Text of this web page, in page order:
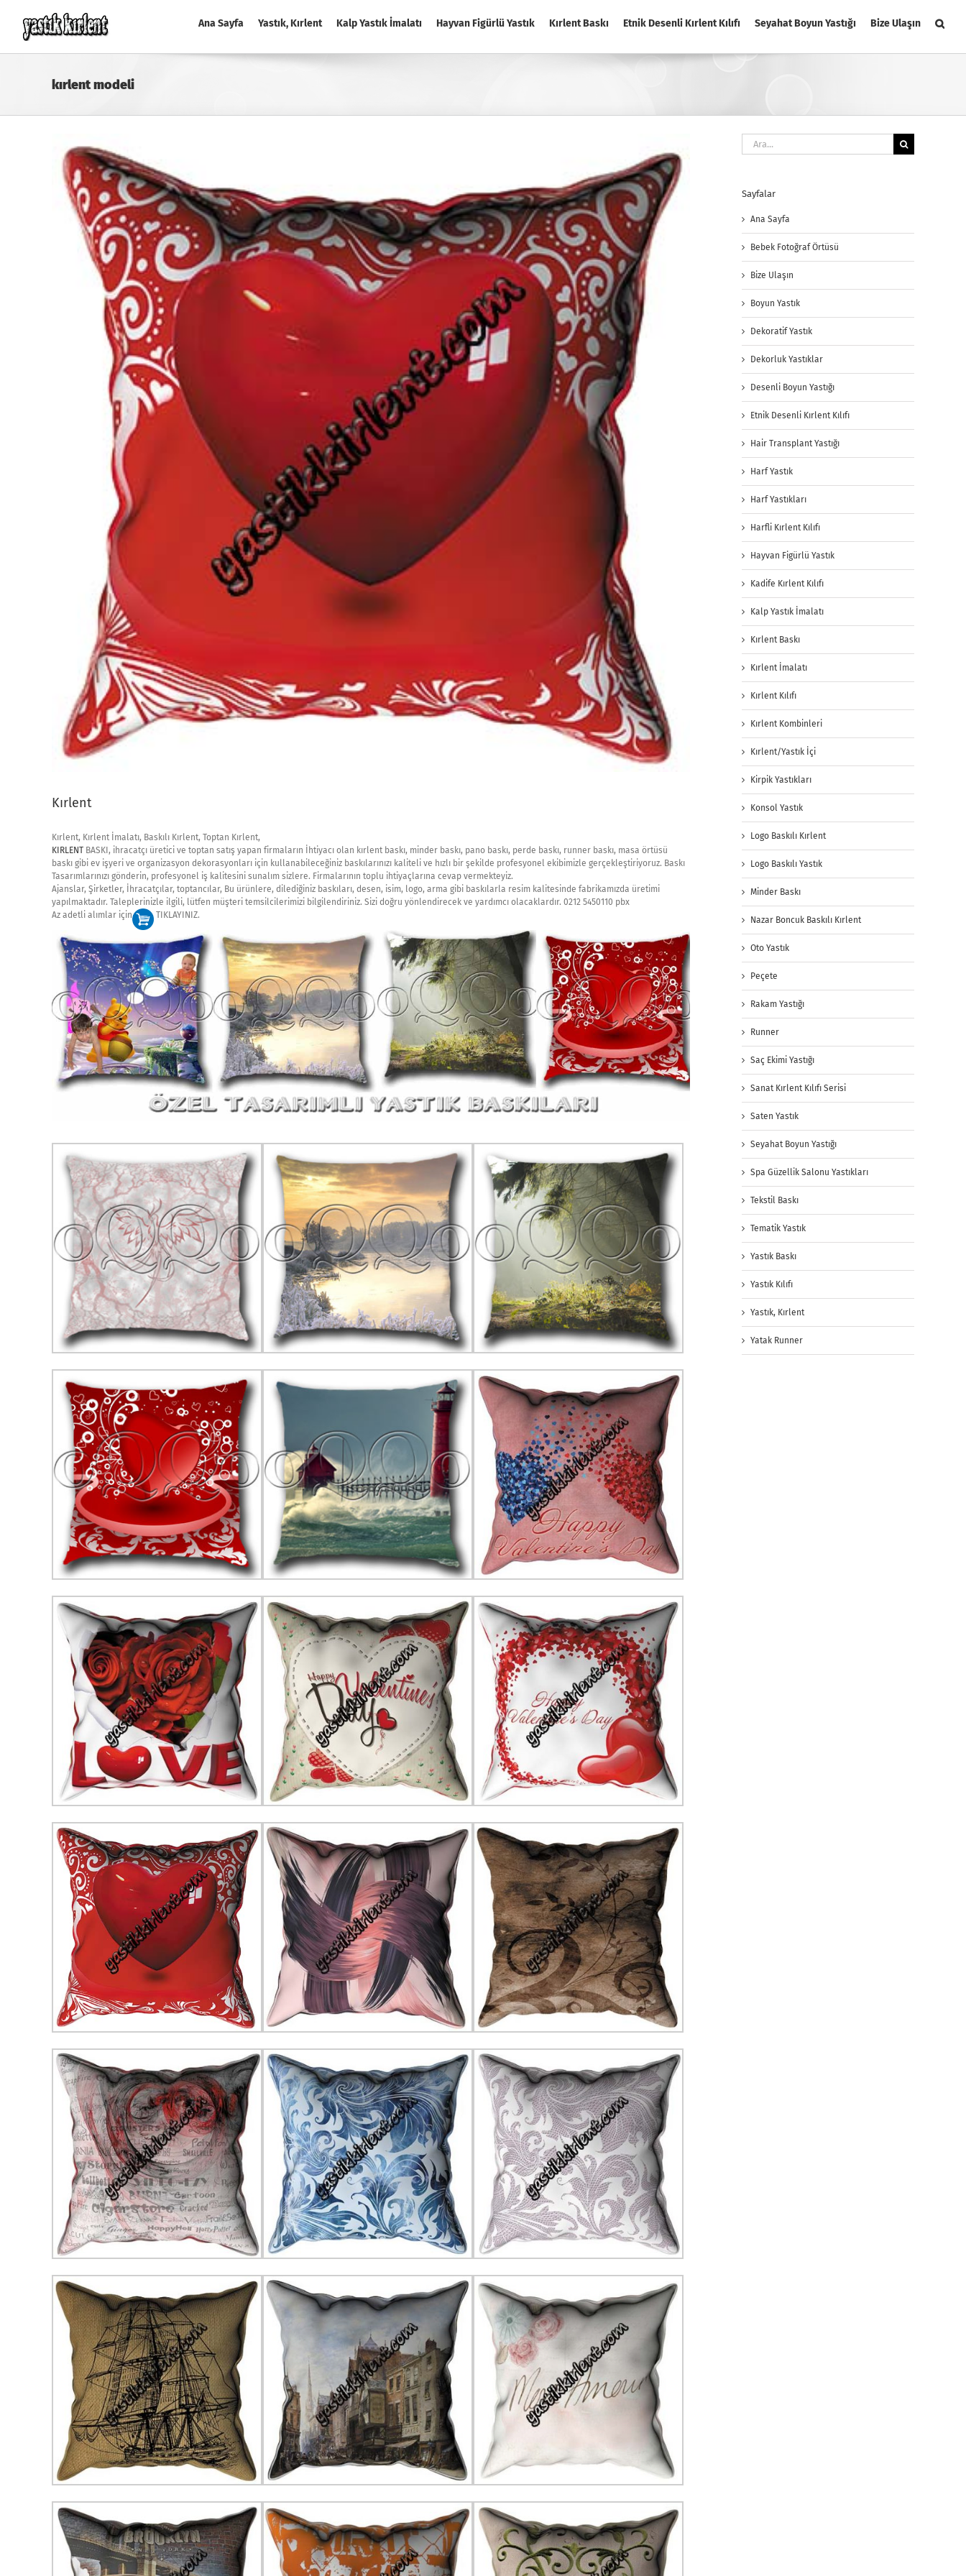
content
Ana Sayfa Yastık, Kırlent Kalp Yastık İmalatı Hayvan Figürlü Yastık Kırlent Baskı Etnik Desenli Kırlent Kılıfı Seyahat Boyun Yastığı Bize Ulaşın
kırlent modeli
Kırlent
Kırlent, Kırlent İmalatı, Baskılı Kırlent, Toptan Kırlent,
KIRLENT BASKI, ihracatçı üretici ve toptan satış yapan firmaların İhtiyacı olan kırlent baskı, minder baskı, pano baskı, perde baskı, runner baskı, masa örtüsü
baskı gibi ev işyeri ve organizasyon dekorasyonları için kullanabileceğiniz baskılarınızı kaliteli ve hızlı bir şekilde profesyonel ekibimizle gerçekleştiriyoruz. Baskı
Tasarımlarınızı gönderin, profesyonel iş kalitesini sunalım sizlere. Firmalarının toplu ihtiyaçlarına cevap vermekteyiz.
Ajanslar, Şirketler, İhracatçılar, toptancılar, Bu ürünlere, dilediğiniz baskıları, desen, isim, logo, arma gibi baskılarla resim kalitesinde fabrikamızda üretimi
yapılmaktadır. Taleplerinizle ilgili, lütfen müşteri temsilcilerimizi bilgilendiriniz. Sizi doğru yönlendirecek ve yardımcı olacaklardır. 0212 5450110 pbx
Az adetli alımlar için
TIKLAYINIZ.
Ara:
Sayfalar
Ana Sayfa
Bebek Fotoğraf Örtüsü
Bize Ulaşın
Boyun Yastık
Dekoratif Yastık
Dekorluk Yastıklar
Desenli Boyun Yastığı
Etnik Desenli Kırlent Kılıfı
Hair Transplant Yastığı
Harf Yastık
Harf Yastıkları
Harfli Kırlent Kılıfı
Hayvan Figürlü Yastık
Kadife Kırlent Kılıfı
Kalp Yastık İmalatı
Kırlent Baskı
Kırlent İmalatı
Kırlent Kılıfı
Kırlent Kombinleri
Kırlent/Yastık İçi
Kirpik Yastıkları
Konsol Yastık
Logo Baskılı Kırlent
Logo Baskılı Yastık
Minder Baskı
Nazar Boncuk Baskılı Kırlent
Oto Yastık
Peçete
Rakam Yastığı
Runner
Saç Ekimi Yastığı
Sanat Kırlent Kılıfı Serisi
Saten Yastık
Seyahat Boyun Yastığı
Spa Güzellik Salonu Yastıkları
Tekstil Baskı
Tematik Yastık
Yastık Baskı
Yastık Kılıfı
Yastık, Kırlent
Yatak Runner